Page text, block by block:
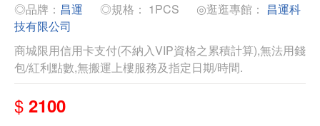
◎品牌： 昌運 ◎規格： 1PCS ◎逛逛專館： 昌運科
技有限公司
商城限用信用卡支付(不納入VIP資格之累積計算),無法用錢
包/紅利點數,無搬運上樓服務及指定日期/時間.
$ 2100